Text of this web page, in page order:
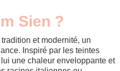
Sien ?
et modernité, un
Inspiré par les teintes
une chaleur enveloppante et